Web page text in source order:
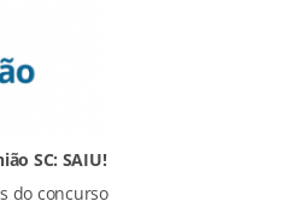
SC: SAIU!
do concurso